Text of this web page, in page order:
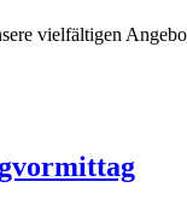
vielfältigen